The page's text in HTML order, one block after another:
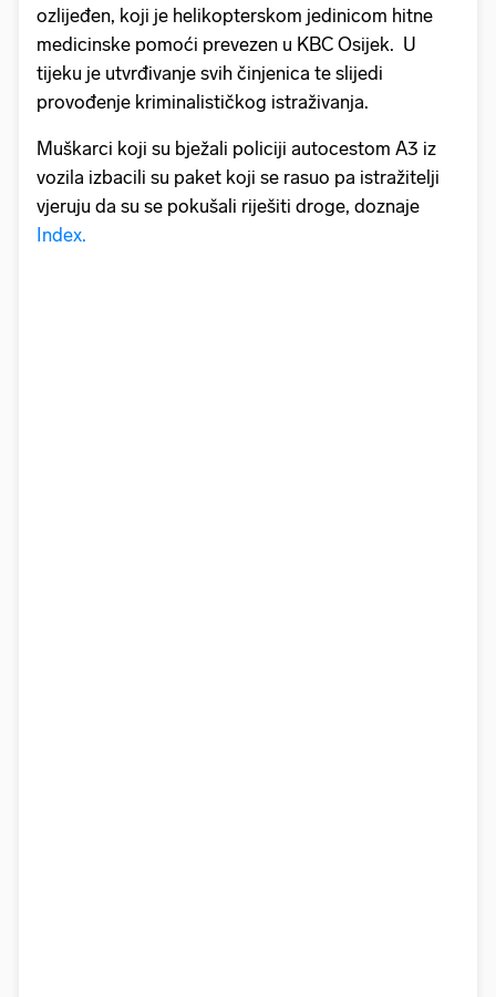
ozlijeđen, koji je helikopterskom jedinicom hitne
medicinske pomoći prevezen u KBC Osijek. U
tijeku je utvrđivanje svih činjenica te slijedi
provođenje kriminalističkog istraživanja.
Muškarci koji su bježali policiji autocestom A3 iz
vozila izbacili su paket koji se rasuo pa istražitelji
vjeruju da su se pokušali riješiti droge, doznaje
Index.